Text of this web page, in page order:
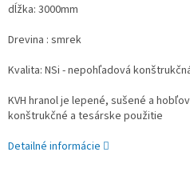
dĺžka: 3000mm
Drevina : smrek
Kvalita: NSi - nepohľadová
KVH hranol je lepené, sušené a
konštrukčné a tesárske použitie
Detailné informácie